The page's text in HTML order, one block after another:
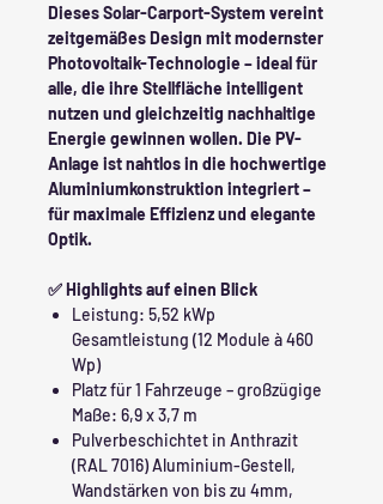
Dieses Solar-Carport-System vereint
zeitgemäßes Design mit modernster
Photovoltaik-Technologie – ideal für
alle, die ihre Stellfläche intelligent
nutzen und gleichzeitig nachhaltige
Energie gewinnen wollen. Die PV-
Anlage ist nahtlos in die hochwertige
Aluminiumkonstruktion integriert –
für maximale Effizienz und elegante
Optik.
✅ Highlights auf einen Blick
Leistung: 5,52 kWp
Gesamtleistung (12 Module à 460
Wp)
Platz für 1 Fahrzeuge – großzügige
Maße: 6,9 x 3,7 m
Pulverbeschichtet in Anthrazit
(RAL 7016) Aluminium-Gestell,
Wandstärken von bis zu 4mm,